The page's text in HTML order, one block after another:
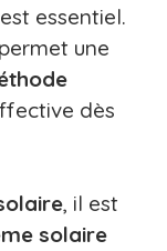
essentiel.
une
dès
, il est
solaire